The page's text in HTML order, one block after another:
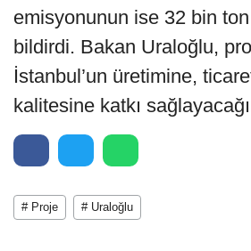
emisyonunun ise 32 bin ton
bildirdi. Bakan Uraloğlu,
İstanbul’un üretimine,
kalitesine katkı
# Proje # Uraloğlu